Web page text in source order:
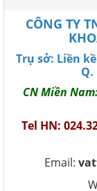
CÔNG TY
Trụ sở: Liền
Q.
CN Miền
Tel HN:
Email: